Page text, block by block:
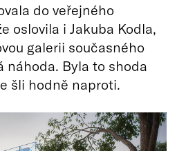
do veřejného
oslovila i Jakuba Kodla,
galerii současného
náhoda. Byla to shoda
šli hodně naproti.